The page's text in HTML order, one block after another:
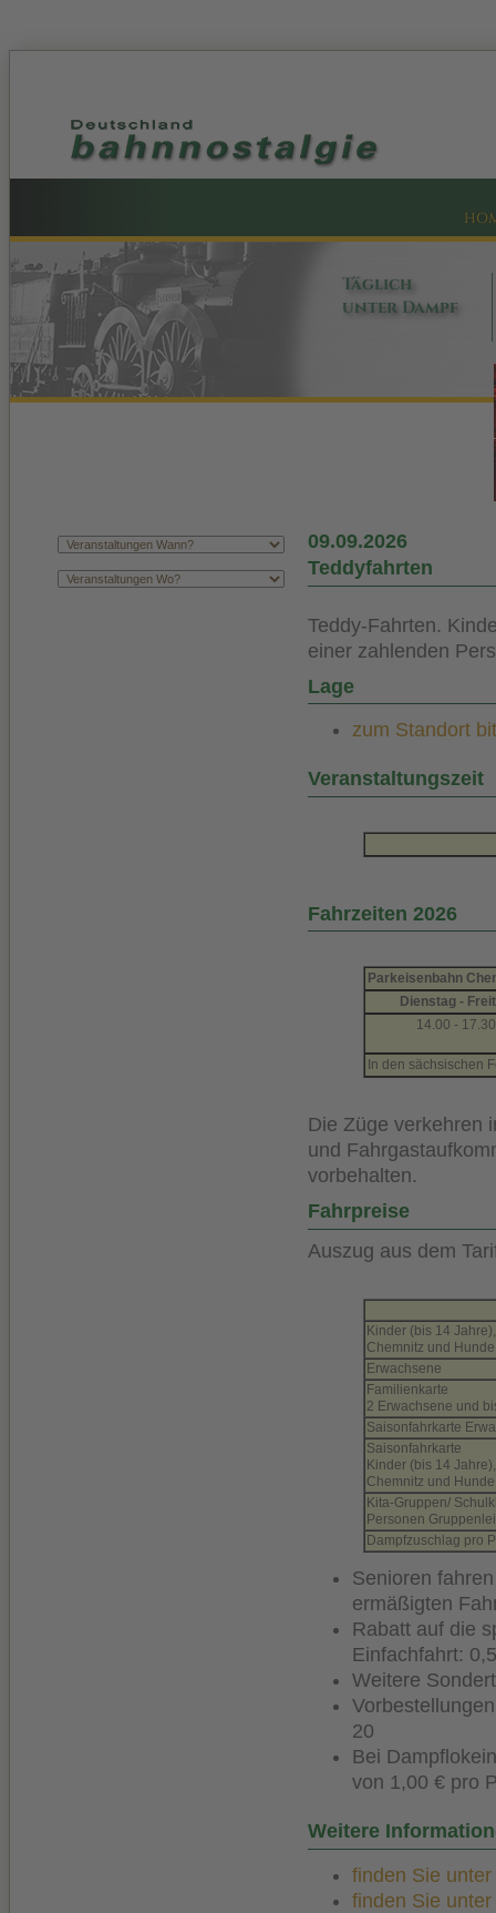
Täglich
unter Dampf
09.09.2026
Teddyfahrten
Teddy-Fahrten.
einer zahlenden
Lage
zum Standort
Veranstaltungszeit
Fahrzeiten 2026
Parkeisenbahn
Dienstag -
14.00 - 17.30
In den sächsischen
Die Züge verkehren
und
vorbehalten.
Fahrpreise
Auszug aus dem
Kinder (bis 14
Chemnitz und Hunde
Erwachsene
Familienkarte
2 Erwachsene und
Saisonfahrkarte
Saisonfahrkarte
Kinder (bis 14
Chemnitz und Hunde
Kita-Gruppen/
Personen
Dampfzuschlag pro
Senioren
ermäßigten
Rabatt auf die
Einfachfahrt:
Weitere
20
Bei
von 1,00 € pro
Weitere
finden Sie
finden Sie